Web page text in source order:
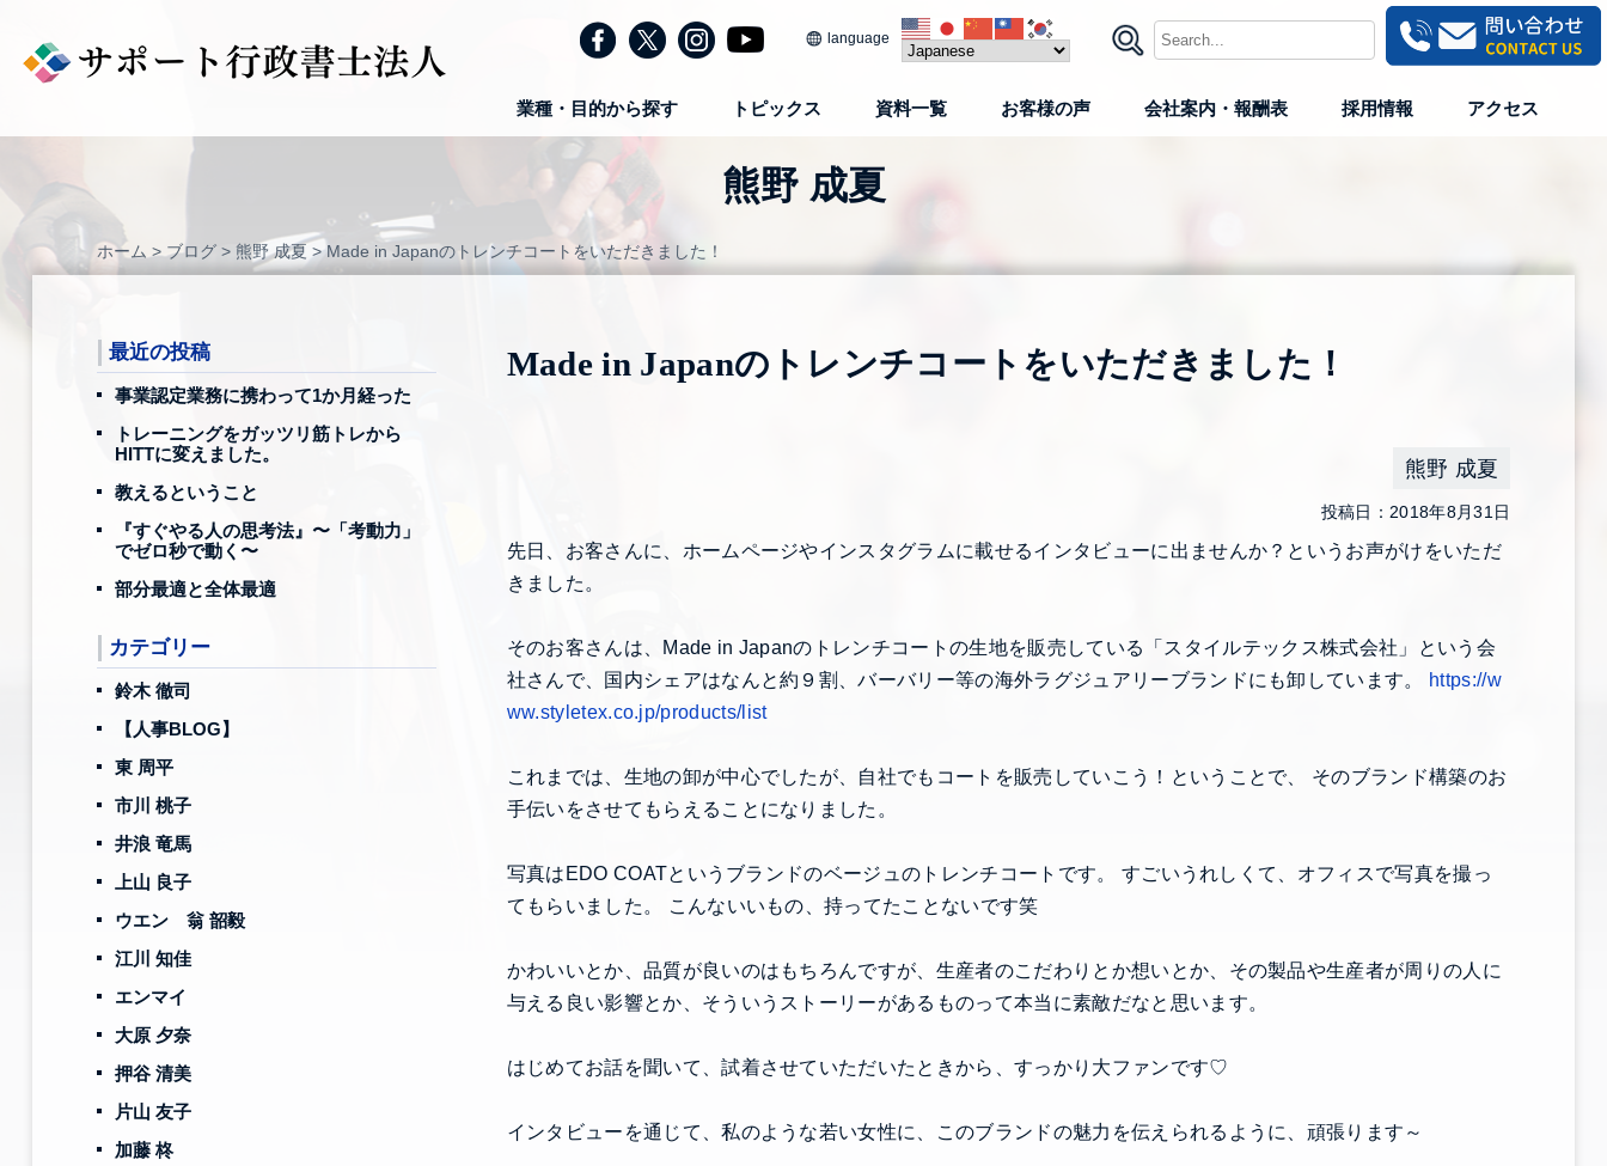
content
language
業種・目的から探す トピックス 資料一覧 お客様の声 会社案内・報酬表 採用情報 アクセス
熊野 成夏
ホーム > ブログ> 熊野 成夏 >Made in Japanのトレンチコートをいただきました！
Made in Japanのトレンチコートをいただきました！
投稿日：2018年8月31日
熊野 成夏
先日、お客さんに、ホームページやインスタグラムに載せるインタビューに出ませんか？というお声がけをいただ
きました。
そのお客さんは、Made in Japanのトレンチコートの生地を販売している「スタイルテックス株式会社」という会
社さんで、国内シェアはなんと約９割、バーバリー等の海外ラグジュアリーブランドにも卸しています。
https://w
ww.styletex.co.jp/products/list
これまでは、生地の卸が中心でしたが、自社でもコートを販売していこう！ということで、 そのブランド構築のお
手伝いをさせてもらえることになりました。
写真はEDO COATというブランドのベージュのトレンチコートです。 すごいうれしくて、オフィスで写真を撮っ
てもらいました。 こんないいもの、持ってたことないです笑
かわいいとか、品質が良いのはもちろんですが、生産者のこだわりとか想いとか、その製品や生産者が周りの人に
与える良い影響とか、そういうストーリーがあるものって本当に素敵だなと思います。
はじめてお話を聞いて、試着させていただいたときから、すっかり大ファンです♡
インタビューを通じて、私のような若い女性に、このブランドの魅力を伝えられるように、頑張ります～
最近の投稿
事業認定業務に携わって1か月経った
トレーニングをガッツリ筋トレから
HITTに変えました。
教えるということ
『すぐやる人の思考法』〜「考動力」
でゼロ秒で動く〜
部分最適と全体最適
カテゴリー
鈴木 徹司
【人事BLOG】
東 周平
市川 桃子
井浪 竜馬
上山 良子
ウエン 翁 韶毅
江川 知佳
エンマイ
大原 夕奈
押谷 清美
片山 友子
加藤 柊